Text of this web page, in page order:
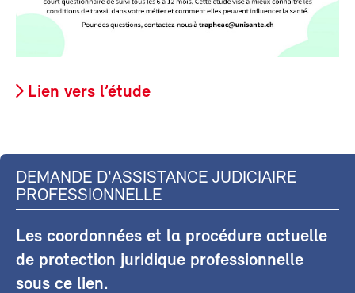
Lien vers l’étude
DEMANDE D'ASSISTANCE JUDICIAIRE
PROFESSIONNELLE
Les coordonnées et la procédure actuelle
de protection juridique professionnelle
sous ce lien.